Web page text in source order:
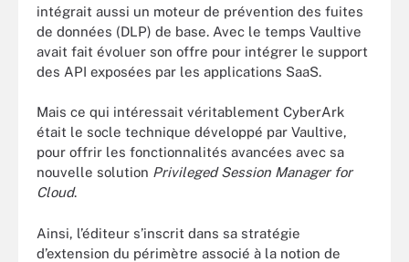
intégrait aussi un moteur de prévention des fuites
de données (DLP) de base. Avec le temps Vaultive
avait fait évoluer son offre pour intégrer le support
des API exposées par les applications SaaS.
Mais ce qui intéressait véritablement CyberArk
était le socle technique développé par Vaultive,
pour offrir les fonctionnalités avancées avec sa
nouvelle solution Privileged Session Manager for
Cloud.
Ainsi, l’éditeur s’inscrit dans sa stratégie
d’extension du périmètre associé à la notion de